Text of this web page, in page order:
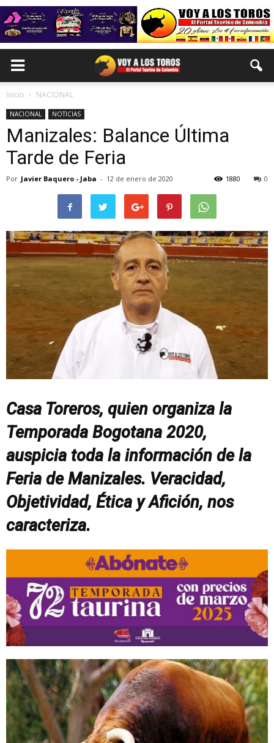
Inicio NACIONAL
NACIONAL NOTICIAS
Manizales: Balance Última
Tarde de Feria
Por Javier Baquero - Jaba - 12 de enero de 2020 0
1880
Casa Toreros, quien organiza la
Temporada Bogotana 2020,
auspicia toda la información de la
Feria de Manizales. Veracidad,
Objetividad, Ética y Afición, nos
caracteriza.